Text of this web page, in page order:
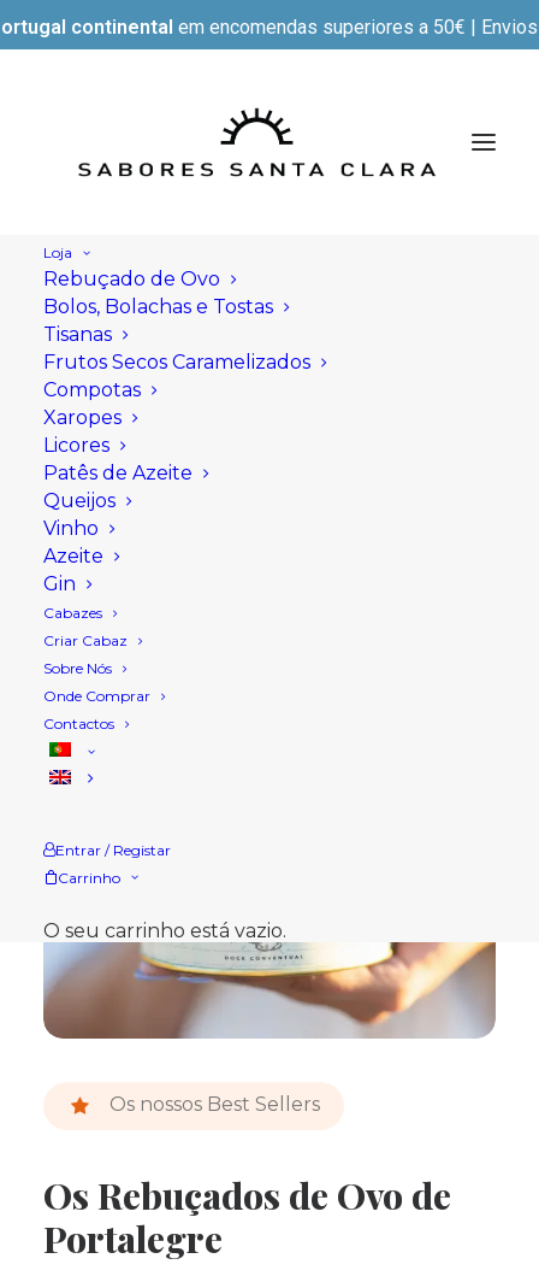
continental em encomendas superiores a 50€ |
Loja
Rebuçado de Ovo
Bolos, Bolachas e Tostas
Tisanas
Frutos Secos Caramelizados
Compotas
Xaropes
Licores
Patês de Azeite
Queijos
Vinho
Azeite
Gin
Cabazes
Criar Cabaz
Sobre Nós
Onde Comprar
Contactos
Entrar / Registar
Carrinho
O seu carrinho está vazio.
Os nossos Best Sellers
Os Rebuçados de Ovo de
Portalegre